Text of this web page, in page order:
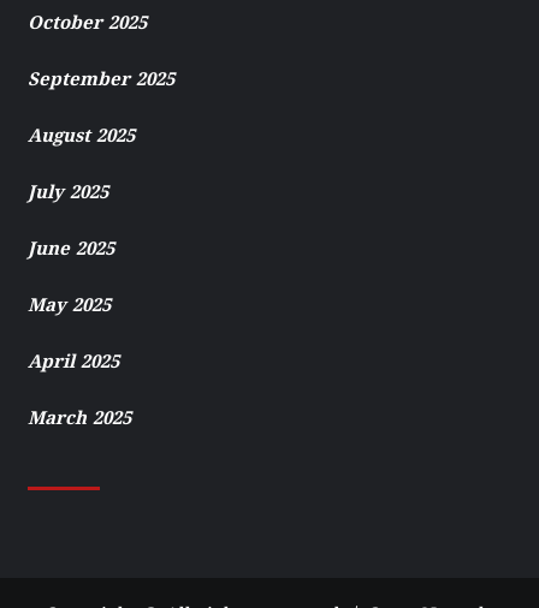
October 2025
September 2025
August 2025
July 2025
June 2025
May 2025
April 2025
March 2025